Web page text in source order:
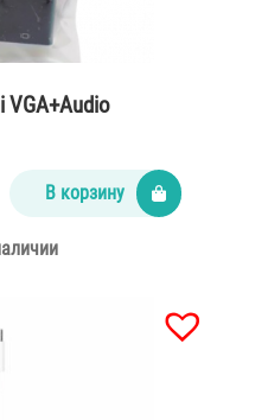
VGA+Audio
В корзину